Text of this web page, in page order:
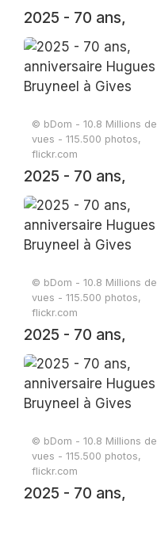
2025 - 70 ans,
anniversaire
Hugues Bruyneel à
Gives
© bDom - 10.8 Millions de
vues - 115.500 photos,
flickr.com
2025 - 70 ans,
anniversaire
Hugues Bruyneel à
Gives
© bDom - 10.8 Millions de
vues - 115.500 photos,
flickr.com
2025 - 70 ans,
anniversaire
Hugues Bruyneel à
Gives
© bDom - 10.8 Millions de
vues - 115.500 photos,
flickr.com
2025 - 70 ans,